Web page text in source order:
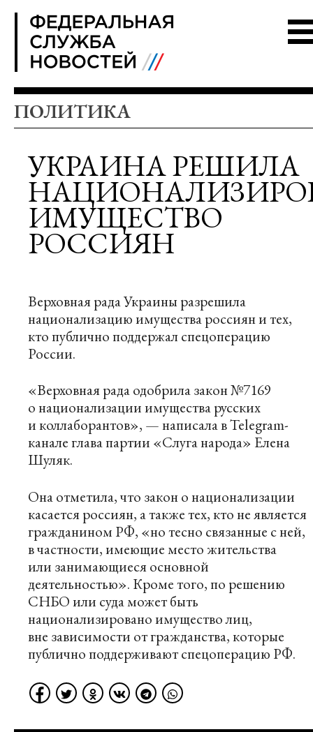
ПОЛИТИКА
УКРАИНА РЕШИЛА
ИМУЩЕСТВО
РОССИЯН
Верховная рада Украины разрешила
национализацию имущества россиян и тех,
кто публично поддержал спецоперацию
России.
«Верховная рада одобрила закон №7169
о национализации имущества русских
и коллаборантов», — написала в Telegram-
канале глава партии «Слуга народа» Елена
Шуляк.
Она отметила, что закон о национализации
касается россиян, а также тех, кто не является
гражданином РФ, «но тесно связанные с ней,
в частности, имеющие место жительства
или занимающиеся основной
деятельностью». Кроме того, по решению
СНБО или суда может быть
национализировано имущество лиц,
вне зависимости от гражданства, которые
публично поддерживают спецоперацию РФ.